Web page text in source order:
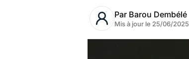
Par Barou Dembélé
Mis à jour le 25/06/2025